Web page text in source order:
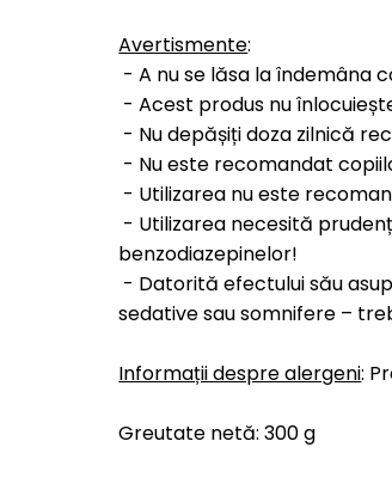
Avertismente:
- A nu se lăsa la îndemâna
- Acest produs nu
- Nu depășiți doza zilnică
- Nu este recomandat
- Utilizarea nu este
- Utilizarea necesită
benzodiazepinelor!
- Datorită efectului său
sedative sau somnifere –
Informații despre alergeni:
Greutate netă: 300 g